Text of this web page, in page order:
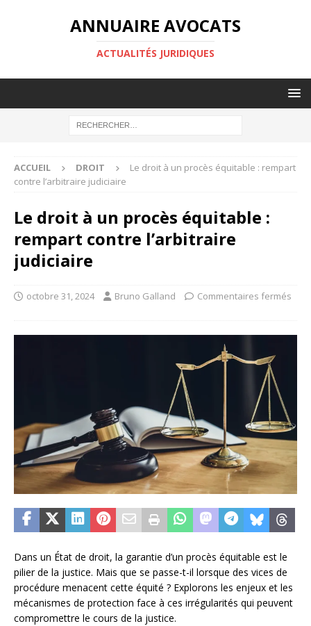
ANNUAIRE AVOCATS
ACTUALITÉS JURIDIQUES
ACCUEIL DROIT
Le droit à un procès équitable : rempart
contre l’arbitraire judiciaire
Le droit à un procès équitable :
rempart contre l’arbitraire
judiciaire
octobre 31, 2024 Bruno Galland Commentaires fermés
Dans un État de droit, la garantie d’un procès équitable est le
pilier de la justice. Mais que se passe-t-il lorsque des vices de
procédure menacent cette équité ? Explorons les enjeux et les
mécanismes de protection face à ces irrégularités qui peuvent
compromettre le cours de la justice.